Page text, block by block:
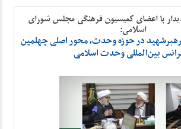
با اعضای کمیسیون فرهنگی مجلس شورای
اسلامی:
در حوزه وحدت، محور اصلی چهلمین
بین‌المللی وحدت اسلامی